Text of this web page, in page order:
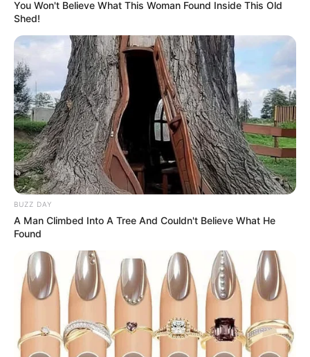
Fio de juta
Cola branca
Bola infantil
Como fazer a luminária diferente
You Won't Believe What This Woman Found Inside This Old
Shed!
BUZZ DAY
A Man Climbed Into A Tree And Couldn't Believe What He
Found